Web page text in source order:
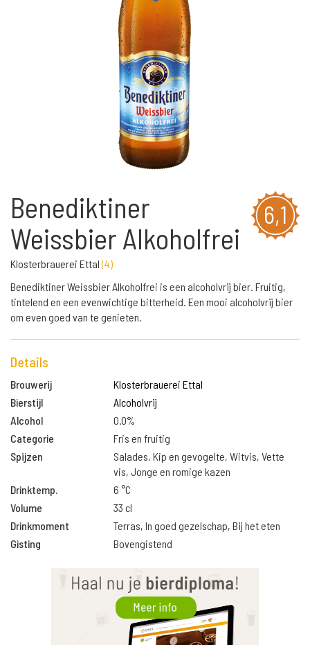
6,1
Benediktiner
Weissbier Alkoholfrei
Klosterbrauerei Ettal(4)
Benediktiner Weissbier Alkoholfrei is een alcoholvrij bier. Fruitig,
tintelend en een evenwichtige bitterheid. Een mooi alcoholvrij bier
om even goed van te genieten.
Details
Brouwerij
Klosterbrauerei Ettal
Bierstijl
Alcoholvrij
Alcohol
0.0%
Categorie
Fris en fruitig
Spijzen
Salades, Kip en gevogelte, Witvis, Vette
vis, Jonge en romige kazen
Drinktemp.
6 °C
Volume
33 cl
Drinkmoment
Terras, In goed gezelschap, Bij het eten
Gisting
Bovengistend